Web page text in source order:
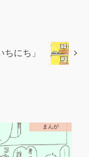
ちにち」
まんが